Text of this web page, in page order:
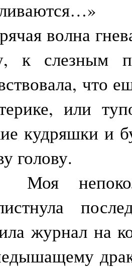
волна
к слезным
что
или
кудряшки и
голову.
журнал на